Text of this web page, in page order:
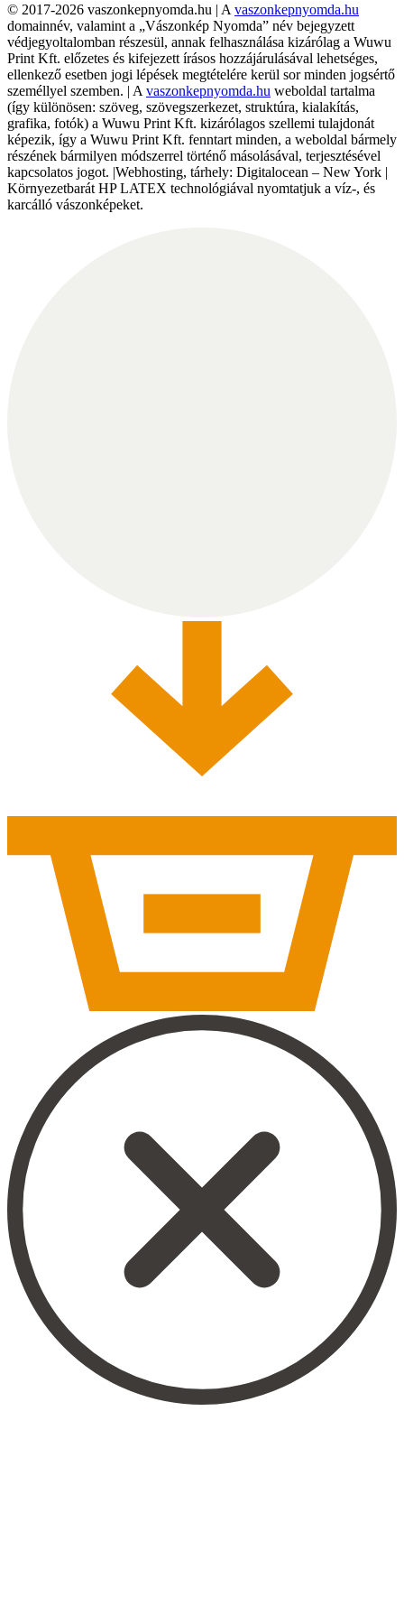
© 2017-2026 vaszonkepnyomda.hu | A vaszonkepnyomda.hu
domainnév, valamint a „Vászonkép Nyomda” név bejegyzett
védjegyoltalomban részesül, annak felhasználása kizárólag a Wuwu
Print Kft. előzetes és kifejezett írásos hozzájárulásával lehetséges,
ellenkező esetben jogi lépések megtételére kerül sor minden jogsértő
személlyel szemben. | A vaszonkepnyomda.hu weboldal tartalma
(így különösen: szöveg, szövegszerkezet, struktúra, kialakítás,
grafika, fotók) a Wuwu Print Kft. kizárólagos szellemi tulajdonát
képezik, így a Wuwu Print Kft. fenntart minden, a weboldal bármely
részének bármilyen módszerrel történő másolásával, terjesztésével
kapcsolatos jogot. |Webhosting, tárhely: Digitalocean – New York |
Környezetbarát HP LATEX technológiával nyomtatjuk a víz-, és
karcálló vászonképeket.